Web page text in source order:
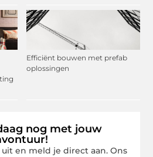
Efficiënt bouwen met prefab
oplossingen
nog met jouw
en meld je direct aan. Ons